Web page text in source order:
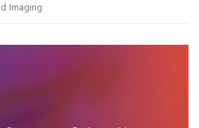
Imaging